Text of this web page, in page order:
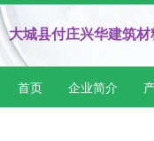
大城县付庄兴华建筑材
首页 企业简介